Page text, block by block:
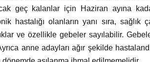
geç kalanlar için Haziran ayına
hastalığı olanların yanı sıra, sağlık
ve özellikle gebeler sayılabilir.
anne adayları ağır şekilde